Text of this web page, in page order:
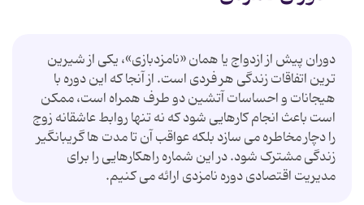
دوران پیش از ازدواج یا همان «نامزدبازی»، یکی از شیرین
ترین اتفاقات زندگی هر فردی است. از آنجا که این دوره با
هیجانات و احساسات آتشین دو طرف همراه است، ممکن
است باعث انجام کارهایی شود که نه تنها روابط عاشقانه زوج
را دچار مخاطره می سازد بلکه عواقب آن تا مدت ها گریبانگیر
زندگی مشترک شود. در این شماره راهکارهایی را برای
مدیریت اقتصادی دوره نامزدی ارائه می کنیم.